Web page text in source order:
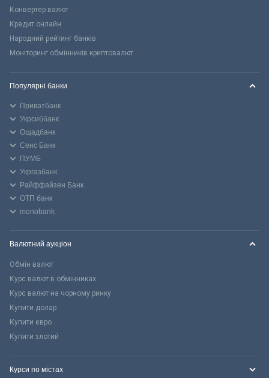
Конвертер валют
Кредит онлайн
Народний рейтинг банків
Моніторинг обмінників криптовалют
Популярні банки
Приватбанк
Укрсиббанк
Ощадбанк
Сенс Банк
ПУМБ
Укргазбанк
Райффайзен Банк
ОТП банк
monobank
Валютний аукціон
Обмін валют
Курс валют в обмінниках
Курс валют на чорному ринку
Купити долар
Купити євро
Купити злотий
Курси по містах